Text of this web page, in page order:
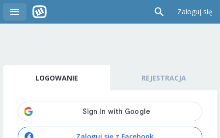
Zaloguj się
LOGOWANIE REJESTRACJA